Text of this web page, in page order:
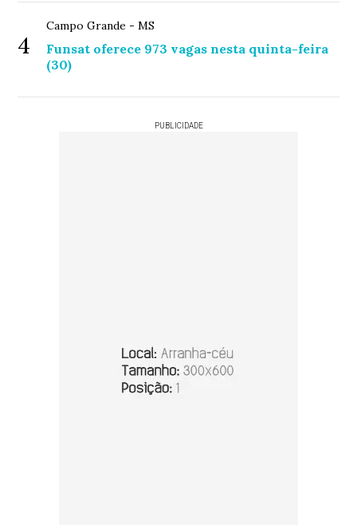
4
Campo Grande - MS
Funsat oferece 973 vagas nesta quinta-feira
(30)
PUBLICIDADE